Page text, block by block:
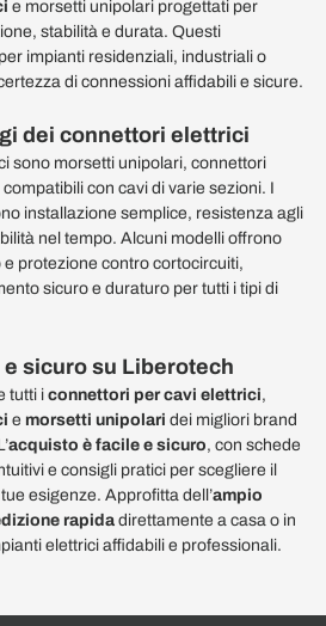
e morsetti unipolari progettati per
stabilità e durata. Questi
impianti residenziali, industriali o
di connessioni affidabili e sicure.
dei connettori elettrici
sono morsetti unipolari, connettori
con cavi di varie sezioni. I
installazione semplice, resistenza agli
nel tempo. Alcuni modelli offrono
protezione contro cortocircuiti,
sicuro e duraturo per tutti i tipi di
sicuro su Liberotech
tutti i connettori per cavi elettrici,
e morsetti unipolari dei migliori brand
acquisto è facile e sicuro, con schede
e consigli pratici per scegliere il
esigenze. Approfitta dell’ampio
rapida direttamente a casa o in
elettrici affidabili e professionali.